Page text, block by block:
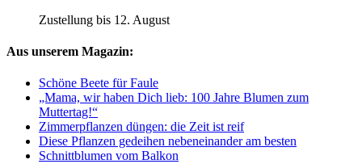
Zustellung bis 12. August
Aus unserem Magazin:
Schöne Beete für Faule
„Mama, wir haben Dich lieb: 100 Jahre Blumen zum
Muttertag!“
Zimmerpflanzen düngen: die Zeit ist reif
Diese Pflanzen gedeihen nebeneinander am besten
Schnittblumen vom Balkon